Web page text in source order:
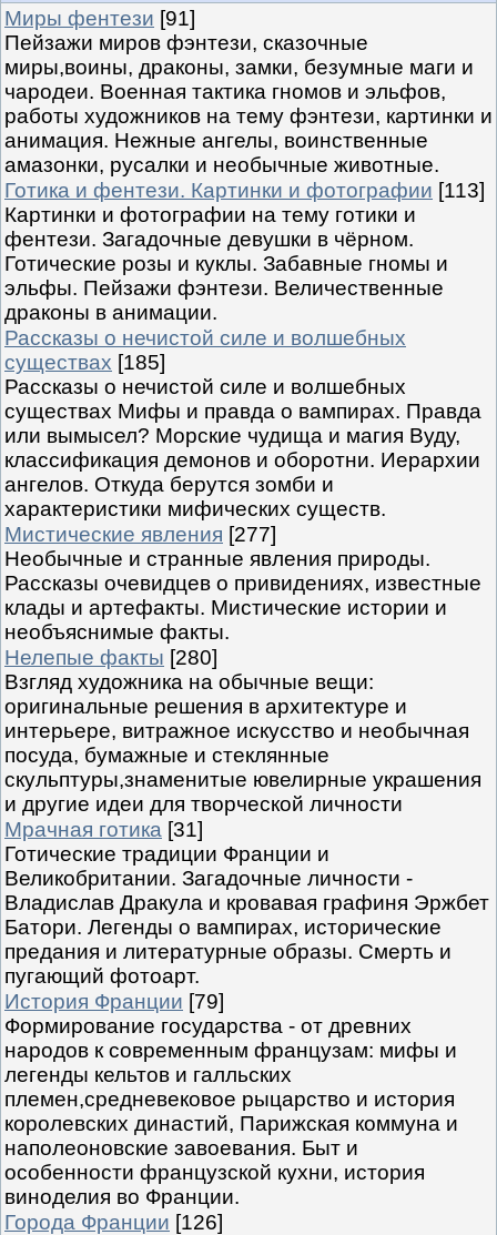
Миры фентези [91]
Пейзажи миров фэнтези, сказочные
миры,воины, драконы, замки, безумные маги и
чародеи. Военная тактика гномов и эльфов,
работы художников на тему фэнтези, картинки и
анимация. Нежные ангелы, воинственные
амазонки, русалки и необычные животные.
Готика и фентези. Картинки и фотографии [113]
Картинки и фотографии на тему готики и
фентези. Загадочные девушки в чёрном.
Готические розы и куклы. Забавные гномы и
эльфы. Пейзажи фэнтези. Величественные
драконы в анимации.
Рассказы о нечистой силе и волшебных
существах [185]
Рассказы о нечистой силе и волшебных
существах Мифы и правда о вампирах. Правда
или вымысел? Морские чудища и магия Вуду,
классификация демонов и оборотни. Иерархии
ангелов. Откуда берутся зомби и
характеристики мифических существ.
Мистические явления [277]
Необычные и странные явления природы.
Рассказы очевидцев о привидениях, известные
клады и артефакты. Мистические истории и
необъяснимые факты.
Нелепые факты [280]
Взгляд художника на обычные вещи:
оригинальные решения в архитектуре и
интерьере, витражное искусство и необычная
посуда, бумажные и стеклянные
скульптуры,знаменитые ювелирные украшения
и другие идеи для творческой личности
Мрачная готика [31]
Готические традиции Франции и
Великобритании. Загадочные личности -
Владислав Дракула и кровавая графиня Эржбет
Батори. Легенды о вампирах, исторические
предания и литературные образы. Смерть и
пугающий фотоарт.
История Франции [79]
Формирование государства - от древних
народов к современным французам: мифы и
легенды кельтов и галльских
племен,средневековое рыцарство и история
королевских династий, Парижская коммуна и
наполеоновские завоевания. Быт и
особенности французской кухни, история
виноделия во Франции.
Города Франции [126]